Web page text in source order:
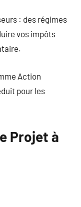
: des régimes
vos impôts
Action
pour les
Projet à